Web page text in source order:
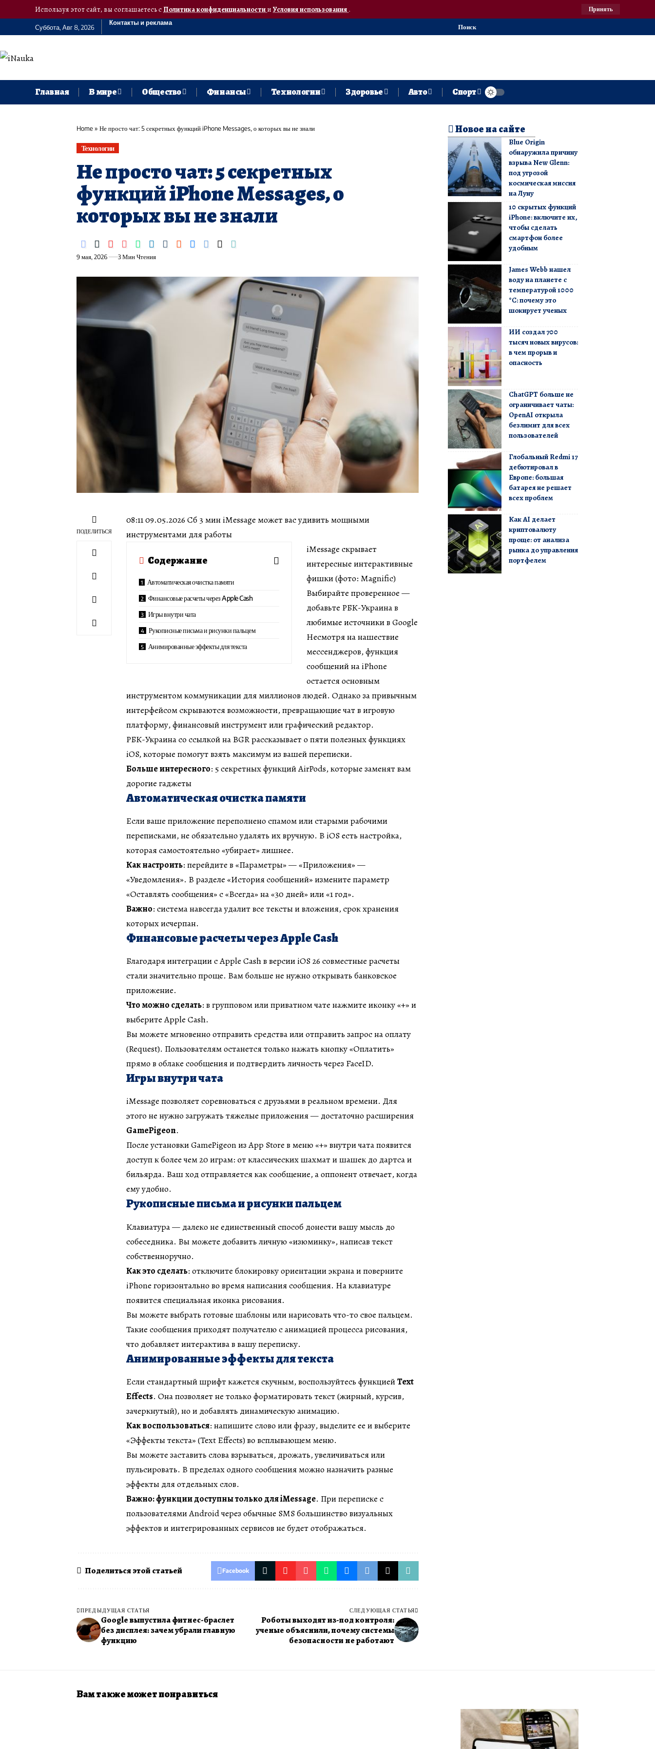
Используя этот сайт, вы соглашаетесь сПолитика конфиденциальностии Условия использования. Принять
Суббота, Авг 8, 2026
Контакты и реклама
Поиск
Главная В мире Общество Финансы Технологии Здоровье Авто Спорт
Home» Не просто чат: 5 секретных функций iPhone Messages, о которых вы не знали
Технологии
Не просто чат: 5 секретных
функций iPhone Messages, о
которых вы не знали
9 мая, 2026 3 Мин Чтения
ПОДЕЛИТЬСЯ
08:11 09.05.2026 Сб 3 мин iMessage может вас удивить мощными
инструментами для работы
Содержание
Автоматическая очистка памяти
Финансовые расчеты через Apple Cash
Игры внутри чата
Рукописные письма и рисунки пальцем
Анимированные эффекты для текста
iMessage скрывает
интересные интерактивные
фишки (фото: Magnific)
Выбирайте проверенное —
добавьте РБК-Украина в
любимые источники в Google
Несмотря на нашествие
мессенджеров, функция
сообщений на iPhone
остается основным
инструментом коммуникации для миллионов людей. Однако за привычным
интерфейсом скрываются возможности, превращающие чат в игровую
платформу, финансовый инструмент или графический редактор.
РБК-Украина со ссылкой на BGR рассказывает о пяти полезных функциях
iOS, которые помогут взять максимум из вашей переписки.
Больше интересного: 5 секретных функций AirPods, которые заменят вам
дорогие гаджеты
Автоматическая очистка памяти
Если ваше приложение переполнено спамом или старыми рабочими
переписками, не обязательно удалять их вручную. В iOS есть настройка,
которая самостоятельно «убирает» лишнее.
Как настроить: перейдите в «Параметры» — «Приложения» —
«Уведомления». В разделе «История сообщений» измените параметр
«Оставлять сообщения» с «Всегда» на «30 дней» или «1 год».
Важно: система навсегда удалит все тексты и вложения, срок хранения
которых исчерпан.
Финансовые расчеты через Apple Cash
Благодаря интеграции с Apple Cash в версии iOS 26 совместные расчеты
стали значительно проще. Вам больше не нужно открывать банковское
приложение.
Что можно сделать: в групповом или приватном чате нажмите иконку «+» и
выберите Apple Cash.
Вы можете мгновенно отправить средства или отправить запрос на оплату
(Request). Пользователям останется только нажать кнопку «Оплатить»
прямо в облаке сообщения и подтвердить личность через FaceID.
Игры внутри чата
iMessage позволяет соревноваться с друзьями в реальном времени. Для
этого не нужно загружать тяжелые приложения — достаточно расширения
GamePigeon.
После установки GamePigeon из App Store в меню «+» внутри чата появится
доступ к более чем 20 играм: от классических шахмат и шашек до дартса и
бильярда. Ваш ход отправляется как сообщение, а оппонент отвечает, когда
ему удобно.
Рукописные письма и рисунки пальцем
Клавиатура — далеко не единственный способ донести вашу мысль до
собеседника. Вы можете добавить личную «изюминку», написав текст
собственноручно.
Как это сделать: отключите блокировку ориентации экрана и поверните
iPhone горизонтально во время написания сообщения. На клавиатуре
появится специальная иконка рисования.
Вы можете выбрать готовые шаблоны или нарисовать что-то свое пальцем.
Такие сообщения приходят получателю с анимацией процесса рисования,
что добавляет интерактива в вашу переписку.
Анимированные эффекты для текста
Если стандартный шрифт кажется скучным, воспользуйтесь функциейText
Effects. Она позволяет не только форматировать текст (жирный, курсив,
зачеркнутый), но и добавлять динамическую анимацию.
Как воспользоваться: напишите слово или фразу, выделите ее и выберите
«Эффекты текста» (Text Effects) во всплывающем меню.
Вы можете заставить слова взрываться, дрожать, увеличиваться или
пульсировать. В пределах одного сообщения можно назначить разные
эффекты для отдельных слов.
Важно: функции доступны только для iMessage. При переписке с
пользователями Android через обычные SMS большинство визуальных
эффектов и интегрированных сервисов не будет отображаться.
Поделиться этой статьей Facebook
ПРЕДЫДУЩАЯ СТАТЬЯ
Google выпустила фитнес-браслет
без дисплея: зачем убрали главную
функцию
СЛЕДУЮЩАЯ СТАТЬЯ
Роботы выходят из-под контроля:
ученые объяснили, почему системы
безопасности не работают
Новое на сайте
Blue Origin
обнаружила причину
взрыва New Glenn:
под угрозой
космическая миссия
на Луну
10 скрытых функций
iPhone: включите их,
чтобы сделать
смартфон более
удобным
James Webb нашел
воду на планете с
температурой 1000
°C: почему это
шокирует ученых
ИИ создал 700
тысяч новых вирусов:
в чем прорыв и
опасность
ChatGPT больше не
ограничивает чаты:
OpenAI открыла
безлимит для всех
пользователей
Глобальный Redmi 17
дебютировал в
Европе: большая
батарея не решает
всех проблем
Как AI делает
криптовалюту
проще: от анализа
рынка до управления
портфелем
Вам также может понравиться